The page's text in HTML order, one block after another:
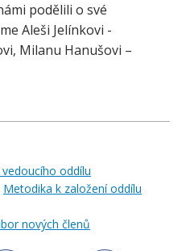
podělili o své
Aleši Jelínkovi -
Milanu Hanušovi –
oddílu
Metodika k založení oddílu
nových členů